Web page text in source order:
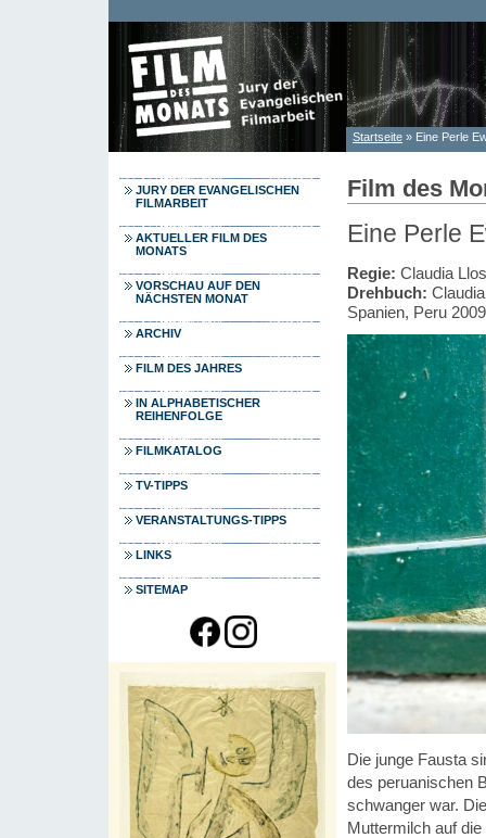
Sie sind hier
Startseite » Eine Perle
JURY DER EVANGELISCHEN
FILMARBEIT
AKTUELLER FILM DES
MONATS
VORSCHAU AUF DEN
NÄCHSTEN MONAT
ARCHIV
FILM DES JAHRES
IN ALPHABETISCHER
REIHENFOLGE
FILMKATALOG
TV-TIPPS
VERANSTALTUNGS-TIPPS
LINKS
SITEMAP
Film des
Eine Perle
Regie: Claudia
Drehbuch:
Spanien, Peru 2009
Die junge Fausta
des peruanischen
schwanger war.
Muttermilch auf